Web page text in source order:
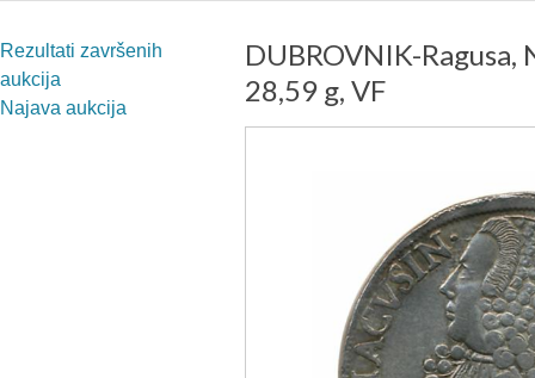
Rezultati završenih
aukcija
Najava aukcija
DUBROVNIK-
28,59 g, VF